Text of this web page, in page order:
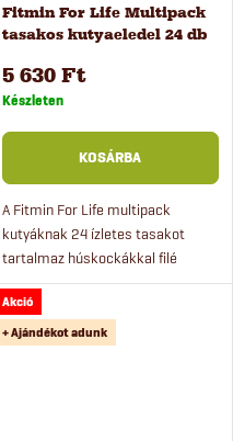
Fitmin For Life Multipack
tasakos kutyaeledel 24 db
5 630 Ft
Készleten
KOSÁRBA
A Fitmin For Life multipack
kutyáknak 24 ízletes tasakot
tartalmaz húskockákkal filé
formában, három ízben –
csirkével, marhahússal és
pulykával.
Akció
+ Ajándékot adunk